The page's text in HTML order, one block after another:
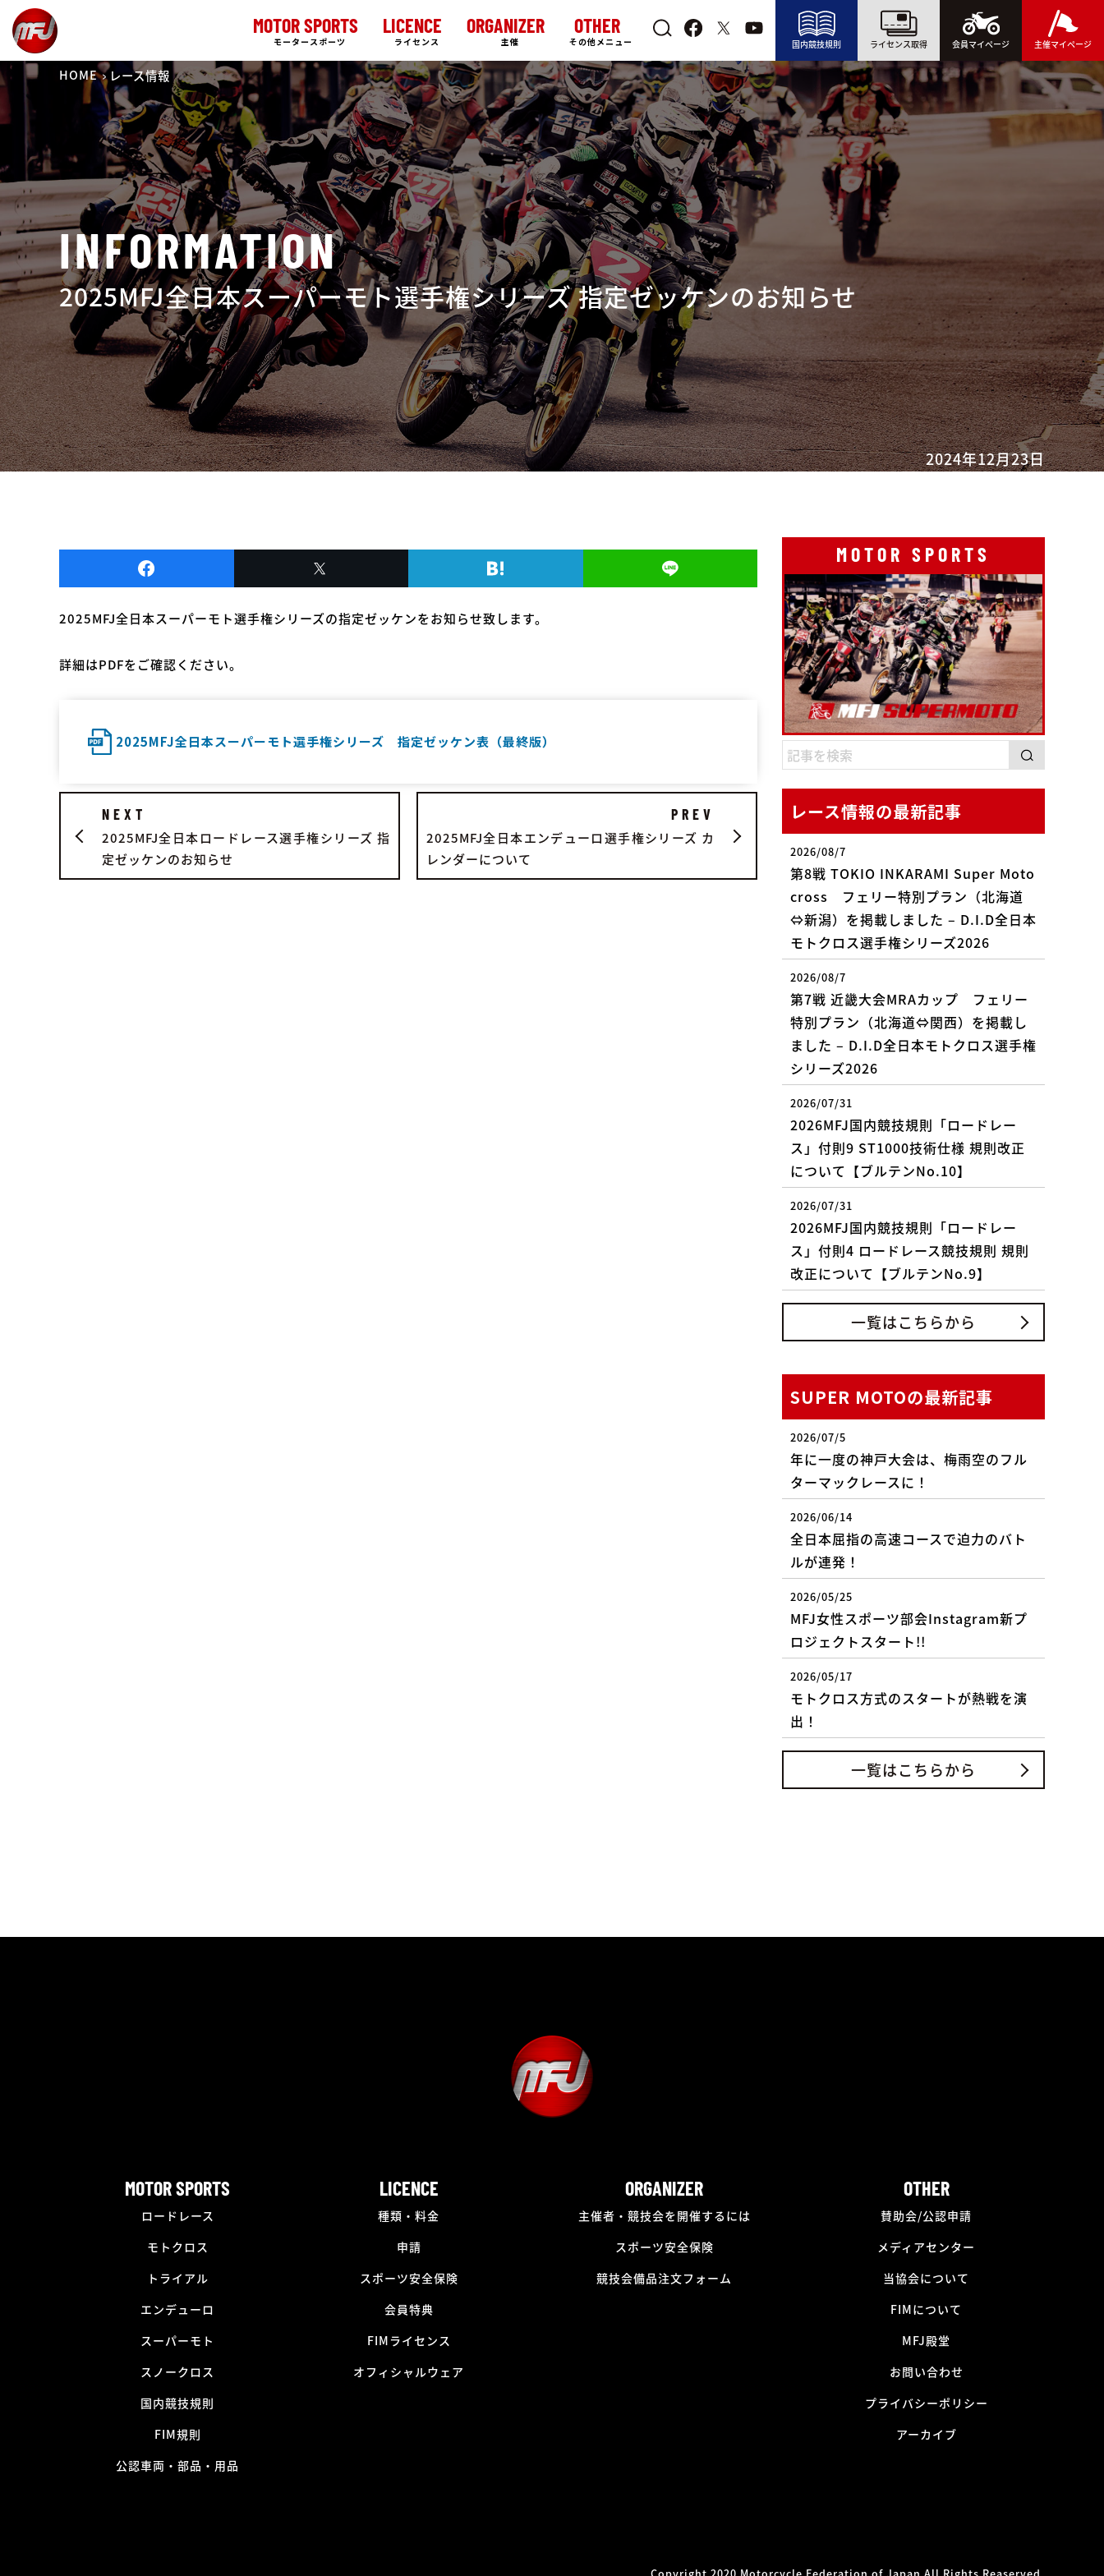
MOTOR SPORTS
モータースポーツ
LICENCE
ライセンス
ORGANIZER
主催
OTHER
その他メニュー 国内競技規則 ライセンス取得 会員マイページ 主催マイページ
HOME レース情報
INFORMATION
2025MFJ全日本スーパーモト選手権シリーズ 指定ゼッケンのお知らせ
2024年12月23日
2025MFJ全日本スーパーモト選手権シリーズの指定ゼッケンをお知らせ致します。
詳細はPDFをご確認ください。
2025MFJ全日本スーパーモト選手権シリーズ 指定ゼッケン表（最終版）
NEXT
2025MFJ全日本ロードレース選手権シリーズ 指
定ゼッケンのお知らせ
PREV
2025MFJ全日本エンデューロ選手権シリーズ カ
レンダーについて
MOTOR SPORTS
レース情報の最新記事
2026/08/7
第8戦 TOKIO INKARAMI Super Moto
cross フェリー特別プラン（北海道
⇔新潟）を掲載しました – D.I.D全日本
モトクロス選手権シリーズ2026
2026/08/7
第7戦 近畿大会MRAカップ フェリー
特別プラン（北海道⇔関西）を掲載し
ました – D.I.D全日本モトクロス選手権
シリーズ2026
2026/07/31
2026MFJ国内競技規則「ロードレー
ス」付則9 ST1000技術仕様 規則改正
について【ブルテンNo.10】
2026/07/31
2026MFJ国内競技規則「ロードレー
ス」付則4 ロードレース競技規則 規則
改正について【ブルテンNo.9】
一覧はこちらから
SUPER MOTOの最新記事
2026/07/5
年に一度の神戸大会は、梅雨空のフル
ターマックレースに！
2026/06/14
全日本屈指の高速コースで迫力のバト
ルが連発！
2026/05/25
MFJ女性スポーツ部会Instagram新プ
ロジェクトスタート!!
2026/05/17
モトクロス方式のスタートが熱戦を演
出！
一覧はこちらから
MOTOR SPORTS
ロードレース
モトクロス
トライアル
エンデューロ
スーパーモト
スノークロス
国内競技規則
FIM規則
公認車両・部品・用品
LICENCE
種類・料金
申請
スポーツ安全保険
会員特典
FIMライセンス
オフィシャルウェア
ORGANIZER
主催者・競技会を開催するには
スポーツ安全保険
競技会備品注文フォーム
OTHER
賛助会/公認申請
メディアセンター
当協会について
FIMについて
MFJ殿堂
お問い合わせ
プライバシーポリシー
アーカイブ